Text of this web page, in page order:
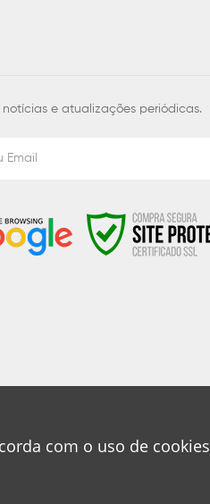
notícias e atualizações periódicas.
com o uso de cookies